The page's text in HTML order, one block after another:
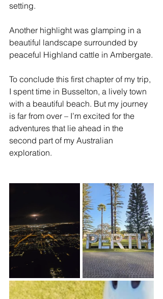
setting.
Another highlight was glamping in a
beautiful landscape surrounded by
peaceful Highland cattle in Ambergate.
To conclude this first chapter of my trip,
I spent time in Busselton, a lively town
with a beautiful beach. But my journey
is far from over – I’m excited for the
adventures that lie ahead in the
second part of my Australian
exploration.